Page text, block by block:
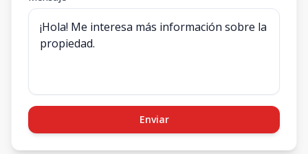
Enviar